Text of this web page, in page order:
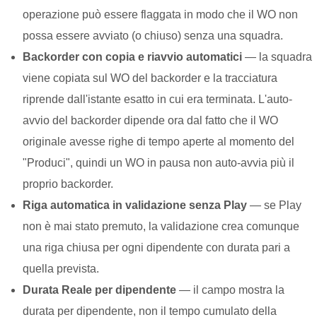
operazione può essere flaggata in modo che il WO non
possa essere avviato (o chiuso) senza una squadra.
Backorder con copia e riavvio automatici — la squadra
viene copiata sul WO del backorder e la tracciatura
riprende dall'istante esatto in cui era terminata. L'auto-
avvio del backorder dipende ora dal fatto che il WO
originale avesse righe di tempo aperte al momento del
"Produci", quindi un WO in pausa non auto-avvia più il
proprio backorder.
Riga automatica in validazione senza Play — se Play
non è mai stato premuto, la validazione crea comunque
una riga chiusa per ogni dipendente con durata pari a
quella prevista.
Durata Reale per dipendente — il campo mostra la
durata per dipendente, non il tempo cumulato della